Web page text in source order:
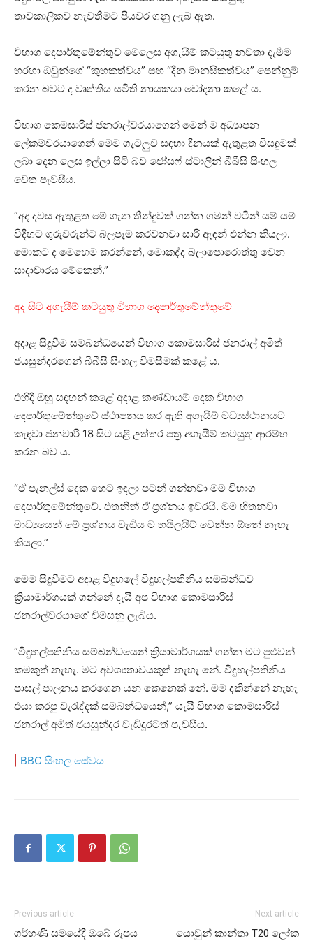
තාවකාලිකව නැවතීමට පියවර ගනු ලැබ ඇත.
විභාග දෙපාර්තුමේන්තුව මෙලෙස අගැයීම් කටයුතු නවතා දැමීම
හරහා ඔවුන්ගේ “කුහකත්වය” සහ “දීන මානසිකත්වය” පෙන්නුම්
කරන බවට ද වෘත්තීය සමිති නායකයා චෝදනා කළේ ය.
විභාග කෙමසාරිස් ජනරාල්වරයාගෙන් මෙන් ම අධ්‍යාපන
ලේකම්වරයාගෙන් මෙම ගැටලුව සඳහා දිනයක් ඇතුළත විසඳුමක්
ලබා දෙන ලෙස ඉල්ලා සිටි බව ජෝසෆ් ස්ටාලින් බීබීසි සිංහල
වෙත පැවසීය.
“අද දවස ඇතුළත මේ ගැන තීන්දුවක් ගන්න ගමන් වටින් යම් යම්
විදිහට ගුරුවරුන්ට බලපෑම් කරවනවා සාරි ඇඳන් එන්න කියලා.
මොකට ද මෙහෙම කරන්නේ, මොකද්ද බලාපොරොත්තු වෙන
සාදාචාරය මේකෙන්.”
අද සිට අගැයීම් කටයුතු විභාග දෙපාර්තුමේන්තුවේ
අදාළ සිදුවීම සම්බන්ධයෙන් විභාග කොමසාරිස් ජනරාල් අමිත්
ජයසුන්දරගෙන් බීබීසී සිංහල විමසීමක් කළේ ය.
එහිදී ඔහු සඳහන් කළේ අදාළ කණ්ඩායම් දෙක විභාග
දෙපාර්තුමේන්තුවේ ස්ථාපනය කර ඇති අගැයීම් මධ්‍යස්ථානයට
කැඳවා ජනවාරි 18 සිට යළි උත්තර පත්‍ර අගැයීම් කටයුතු ආරම්භ
කරන බව ය.
“ඒ පැනල්ස් දෙක හෙට ඉඳලා පටන් ගන්නවා මම විභාග
දෙපාර්තුමේන්තුවේ. එතනින් ඒ ප්‍රශ්නය ඉවරයි. මම හිතනවා
මාධ්‍යයෙන් මේ ප්‍රශ්නය වැඩිය ම හයිලයිට් වෙන්න ඕනේ නැහැ
කියලා.”
මෙම සිදුවීමට අදාළ විදුහලේ විදුහල්පතිනිය සම්බන්ධව
ක්‍රියාමාර්ගයක් ගන්නේ දැයි අප විභාග කොමසාරිස්
ජනරාල්වරයාගේ විමසනු ලැබීය.
“විදුහල්පතිනිය සම්බන්ධයෙන් ක්‍රියාමාර්ගයක් ගන්න මට පුළුවන්
කමකුත් නැහැ. මට අවශ්‍යතාවයකුත් නැහැ නේ. විදුහල්පතිනිය
පාසල් පාලනය කරගෙන යන කෙනෙක් නේ. මම දකින්නේ නැහැ
එයා කරපු වැරැද්දක් සම්බන්ධයෙන්,” යැයි විභාග කොමසාරිස්
ජනරාල් අමිත් ජයසුන්දර වැඩිදුරටත් පැවසීය.
BBC සිංහල සේවය
Previous article
ගර්භණී සමයේදී ඔබේ රූපය
Next article
යොවුන් කාන්තා T20 ලෝක